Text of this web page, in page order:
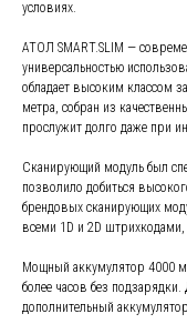
условиях.
АТОЛ SMART.SLIM —
универсальностью
обладает высоким классом
метра, собран из
прослужит долго даже при
Сканирующий модуль был
позволило добиться
брендовых сканирующих
всеми 1D и 2D
Мощный аккумулятор 4000
более часов без
дополнительный